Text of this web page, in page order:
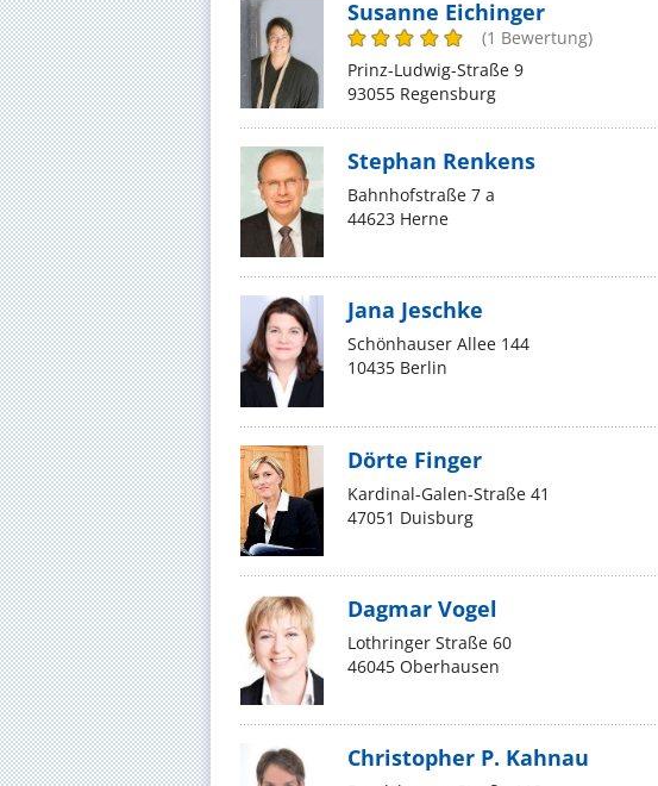
Susanne Eichinger
(1 Bewertung)
Prinz-Ludwig-Straße 9
93055 Regensburg
Stephan Renkens
Bahnhofstraße 7 a
44623 Herne
Jana Jeschke
Schönhauser Allee 144
10435 Berlin
Dörte Finger
Kardinal-Galen-Straße 41
47051 Duisburg
Dagmar Vogel
Lothringer Straße 60
46045 Oberhausen
Christopher P. Kahnau